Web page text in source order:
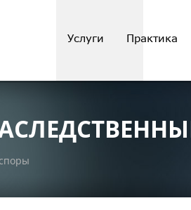
Услуги Практика